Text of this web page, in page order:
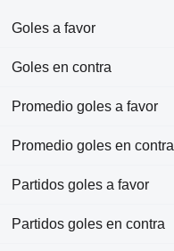
Goles a favor
Goles en contra
Promedio goles a favor
Promedio goles en contra
Partidos goles a favor
Partidos goles en contra